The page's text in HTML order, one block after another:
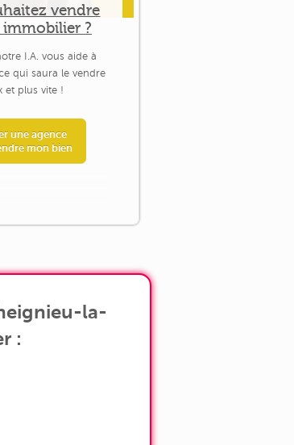
vendre
?
I.A. vous aide à
qui saura le vendre
et plus vite !
une agence
mon bien
la-
: